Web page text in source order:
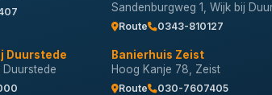
Sandenburgweg 1, Wijk bij
Route 0343-810127
Duurstede
Banierhuis Zeist
Hoog Kanje 78, Zeist
Route 030-7607405